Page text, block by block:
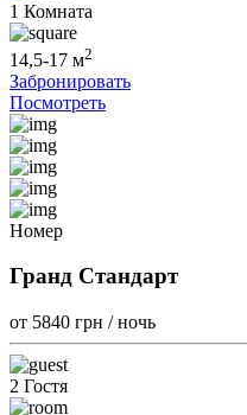
1 Комната
14,5-17 м2
Забронировать
Посмотреть
Номер
Гранд Стандарт
от 5840 грн / ночь
2 Гостя